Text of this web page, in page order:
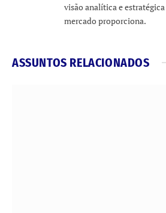
visão analítica e
mercado proporciona.
ASSUNTOS RELACIONADOS